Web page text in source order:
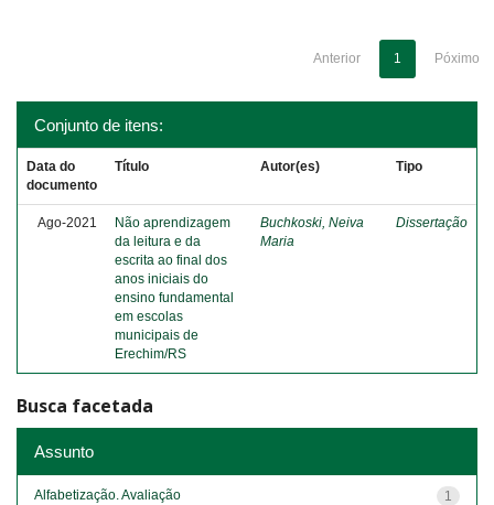
Anterior 1 Póximo
Conjunto de itens:
Data do
documento
Título Autor(es) Tipo
Ago-2021
Não aprendizagem
da leitura e da
escrita ao final dos
anos iniciais do
ensino fundamental
em escolas
municipais de
Erechim/RS
Buchkoski, Neiva
Maria
Dissertação
Busca facetada
Assunto
1
Alfabetização. Avaliação